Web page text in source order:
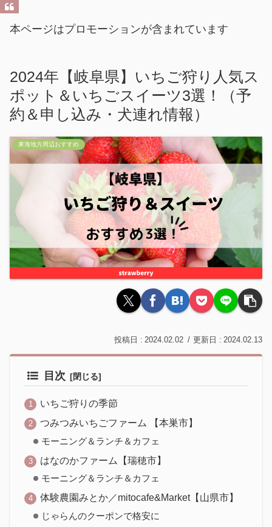
本ページはプロモーションが含まれています
2024年【岐阜県】いちご狩り人気ス
ポット＆いちごスイーツ3選！（予
約＆申し込み・犬連れ情報）
東海地方周辺おすすめ
2024.02.02 2024.02.13
目次
いちご狩りの季節
つみつみいちごファーム 【本巣市】
モーニング＆ランチ＆カフェ
はなのかファーム【瑞穂市】
モーニング＆ランチ＆カフェ
体験農園みとか／mitocafe&Market【山県市】
じゃらんのクーポンで格安に